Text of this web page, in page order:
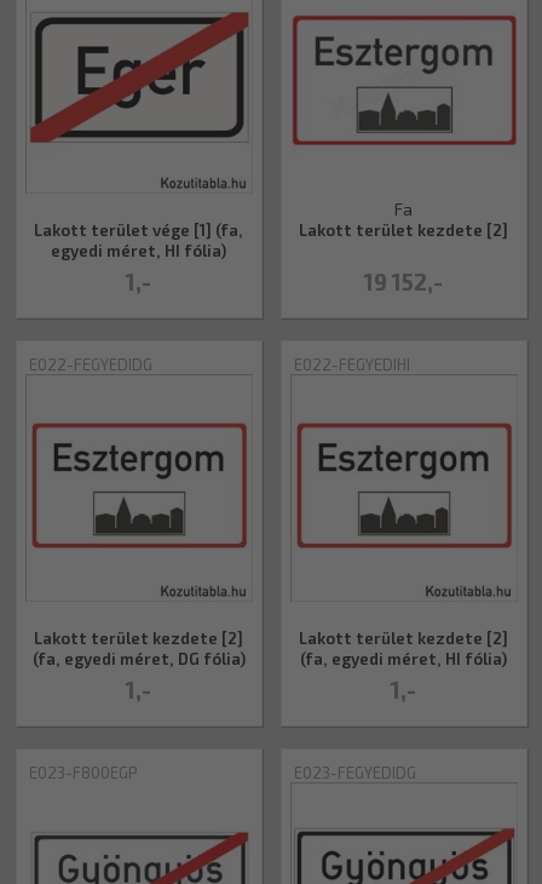
1,-
Lakott terület vége [1] (fa,
egyedi méret, HI fólia)
19 152,-
Fa
Lakott terület kezdete [2]
E022-FEGYEDIDG
1,-
Lakott terület kezdete [2]
(fa, egyedi méret, DG fólia)
E022-FEGYEDIHI
1,-
Lakott terület kezdete [2]
(fa, egyedi méret, HI fólia)
E023-F800EGP E023-FEGYEDIDG